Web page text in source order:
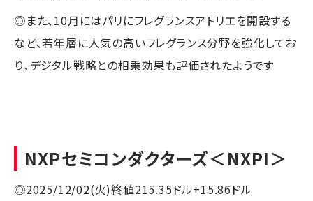
◎また、10月にはパリにフレグランスアトリエを開設する
など、若年層に人気の高いフレグランス分野を強化してお
り、デジタル戦略との相乗効果も評価されたようです
NXPセミコンダクターズ＜NXPI＞
◎2025/12/02(火)終値215.35ドル+15.86ドル